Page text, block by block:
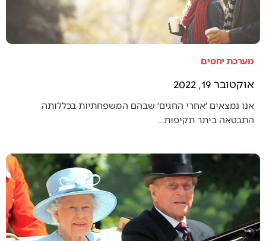
מערכת יחסים
אוקטובר 19, 2022
אנו נמצאים ׳אחרי החגים׳ שבהם המשפחתיות בכללותה
התבטאה ביתר תקיפות…